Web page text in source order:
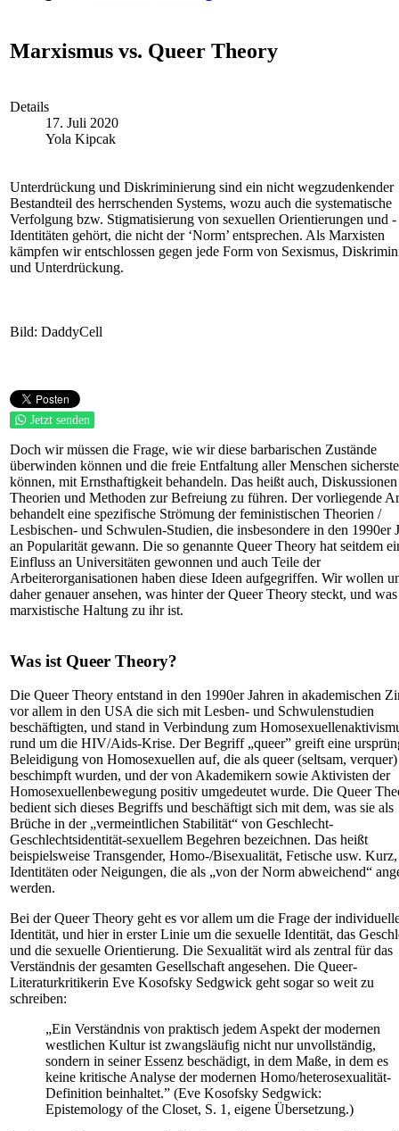
Marxismus vs. Queer Theory
Details
17. Juli 2020
Yola Kipcak
Unterdrückung und Diskriminierung sind ein nicht wegzudenkender
Bestandteil des herrschenden Systems, wozu auch die systematische
Verfolgung bzw. Stigmatisierung von sexuellen Orientierungen und -
Identitäten gehört, die nicht der ‘Norm’ entsprechen. Als Marxisten
kämpfen wir entschlossen gegen jede Form von Sexismus,
und Unterdrückung.
Bild: DaddyCell
Jetzt senden
Doch wir müssen die Frage, wie wir diese barbarischen Zustände
überwinden können und die freie Entfaltung aller Menschen
können, mit Ernsthaftigkeit behandeln. Das heißt auch,
Theorien und Methoden zur Befreiung zu führen. Der vorliegende
behandelt eine spezifische Strömung der feministischen Theorien /
Lesbischen- und Schwulen-Studien, die insbesondere in den 1990er
an Popularität gewann. Die so genannte Queer Theory hat seitdem
Einfluss an Universitäten gewonnen und auch Teile der
Arbeiterorganisationen haben diese Ideen aufgegriffen. Wir wollen
daher genauer ansehen, was hinter der Queer Theory steckt, und
marxistische Haltung zu ihr ist.
Was ist Queer Theory?
Die Queer Theory entstand in den 1990er Jahren in akademischen
vor allem in den USA die sich mit Lesben- und Schwulenstudien
beschäftigten, und stand in Verbindung zum
rund um die HIV/Aids-Krise. Der Begriff „queer” greift eine
Beleidigung von Homosexuellen auf, die als queer (seltsam, verquer)
beschimpft wurden, und der von Akademikern sowie Aktivisten der
Homosexuellenbewegung positiv umgedeutet wurde. Die Queer
bedient sich dieses Begriffs und beschäftigt sich mit dem, was sie als
Brüche in der „vermeintlichen Stabilität“ von Geschlecht-
Geschlechtsidentität-sexuellem Begehren bezeichnen. Das heißt
beispielsweise Transgender, Homo-/Bisexualität, Fetische usw. Kurz,
Identitäten oder Neigungen, die als „von der Norm abweichend“
werden.
Bei der Queer Theory geht es vor allem um die Frage der
Identität, und hier in erster Linie um die sexuelle Identität, das
und die sexuelle Orientierung. Die Sexualität wird als zentral für das
Verständnis der gesamten Gesellschaft angesehen. Die Queer-
Literaturkritikerin Eve Kosofsky Sedgwick geht sogar so weit zu
schreiben:
„Ein Verständnis von praktisch jedem Aspekt der modernen
westlichen Kultur ist zwangsläufig nicht nur unvollständig,
sondern in seiner Essenz beschädigt, in dem Maße, in dem es
keine kritische Analyse der modernen Homo/heterosexualität-
Definition beinhaltet.” (Eve Kosofsky Sedgwick:
Epistemology of the Closet, S. 1, eigene Übersetzung.)